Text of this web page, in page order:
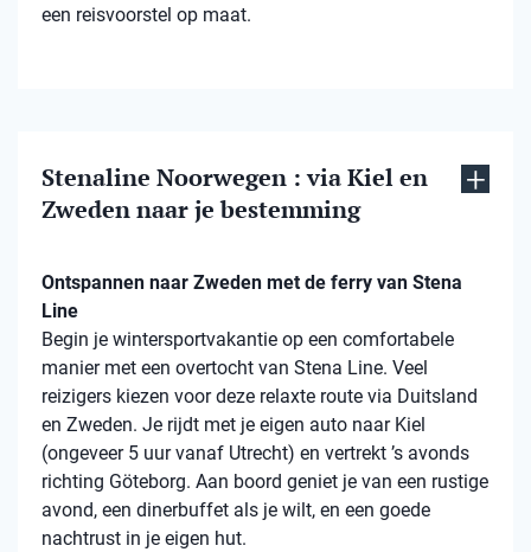
een reisvoorstel op maat.
Stenaline Noorwegen : via Kiel en
Zweden naar je bestemming
Ontspannen naar Zweden met de ferry van Stena
Line
Begin je wintersportvakantie op een comfortabele
manier met een overtocht van Stena Line. Veel
reizigers kiezen voor deze relaxte route via Duitsland
en Zweden. Je rijdt met je eigen auto naar Kiel
(ongeveer 5 uur vanaf Utrecht) en vertrekt ’s avonds
richting Göteborg. Aan boord geniet je van een rustige
avond, een dinerbuffet als je wilt, en een goede
nachtrust in je eigen hut.